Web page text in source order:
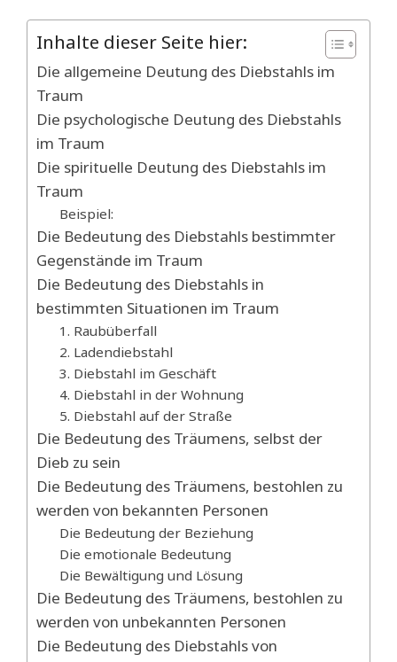
Inhalte dieser Seite hier:
Die allgemeine Deutung des Diebstahls im
Traum
Die psychologische Deutung des Diebstahls
im Traum
Die spirituelle Deutung des Diebstahls im
Traum
Beispiel:
Die Bedeutung des Diebstahls bestimmter
Gegenstände im Traum
Die Bedeutung des Diebstahls in
bestimmten Situationen im Traum
1. Raubüberfall
2. Ladendiebstahl
3. Diebstahl im Geschäft
4. Diebstahl in der Wohnung
5. Diebstahl auf der Straße
Die Bedeutung des Träumens, selbst der
Dieb zu sein
Die Bedeutung des Träumens, bestohlen zu
werden von bekannten Personen
Die Bedeutung der Beziehung
Die emotionale Bedeutung
Die Bewältigung und Lösung
Die Bedeutung des Träumens, bestohlen zu
werden von unbekannten Personen
Die Bedeutung des Diebstahls von